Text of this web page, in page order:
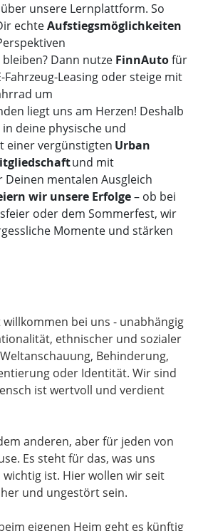
unsere Lernplattform. So
echteAufstiegsmöglichkeiten
Dann nutze FinnAutofür
Fahrzeug-Leasing oder steige mit
um
liegt uns am Herzen! Deshalb
deine physische und
einer vergünstigten Urban
und mit
Deinen mentalen Ausgleich
wir unsere Erfolge– ob bei
oder dem Sommerfest, wir
Momente und stärken
willkommen bei uns - unabhängig
ethnischer und sozialer
Behinderung,
oder Identität. Wir sind
ist wertvoll und verdient
anderen, aber für jeden von
Es steht für das, was uns
ist. Hier wollen wir seit
und ungestört sein.
eigenen Heim geht es künftig